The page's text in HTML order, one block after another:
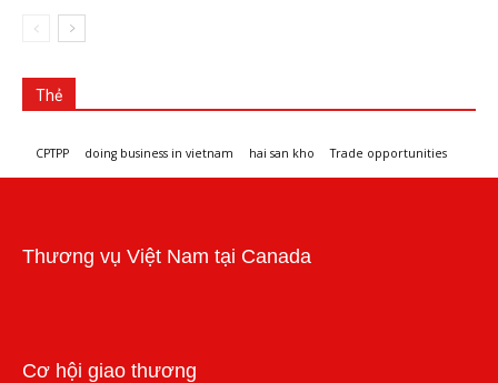
Thẻ
CPTPP doing business in vietnam hai san kho Trade opportunities
Thương vụ Việt Nam tại Canada
Cơ hội giao thương